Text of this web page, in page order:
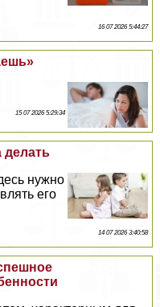
16 07 2026 5:44:27
15 07 2026 5:29:34
делать
нужно
его
14 07 2026 3:40:58